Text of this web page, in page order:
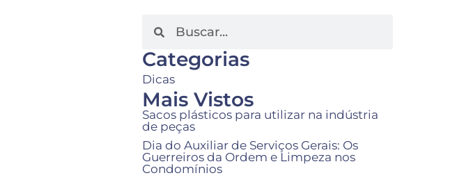
Categorias
Dicas
Mais Vistos
Sacos plásticos para utilizar na indústria
de peças
Dia do Auxiliar de Serviços Gerais: Os
Guerreiros da Ordem e Limpeza nos
Condomínios